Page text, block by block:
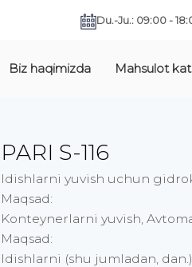
Du.-Ju.: 09:00 -
Biz haqimizda Mahsulot
PARI S-116
Idishlarni yuvish uchun
Maqsad:
Konteynerlarni yuvish,
Maqsad:
Idishlarni (shu jumladan,